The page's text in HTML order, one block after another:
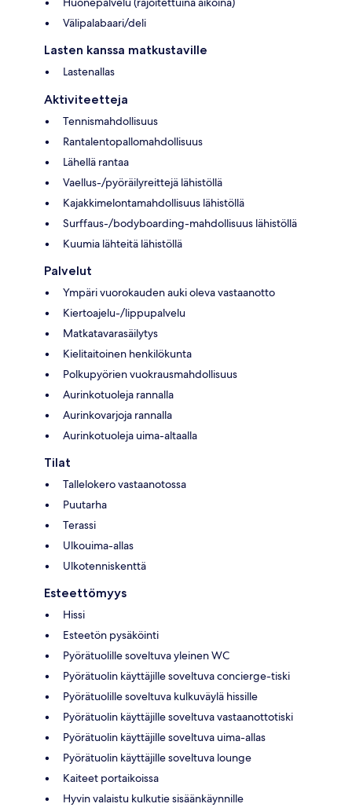
Välipalabaari/deli
Lasten kanssa matkustaville
Lastenallas
Aktiviteetteja
Tennismahdollisuus
Rantalentopallomahdollisuus
Lähellä rantaa
Vaellus-/pyöräilyreittejä lähistöllä
Kajakkimelontamahdollisuus lähistöllä
Surffaus-/bodyboarding-mahdollisuus lähistöllä
Kuumia lähteitä lähistöllä
Palvelut
Ympäri vuorokauden auki oleva vastaanotto
Kiertoajelu-/lippupalvelu
Matkatavarasäilytys
Kielitaitoinen henkilökunta
Polkupyörien vuokrausmahdollisuus
Aurinkotuoleja rannalla
Aurinkovarjoja rannalla
Aurinkotuoleja uima-altaalla
Tilat
Tallelokero vastaanotossa
Puutarha
Terassi
Ulkouima-allas
Ulkotenniskenttä
Esteettömyys
Hissi
Esteetön pysäköinti
Pyörätuolille soveltuva yleinen WC
Pyörätuolin käyttäjille soveltuva concierge-tiski
Pyörätuolille soveltuva kulkuväylä hissille
Pyörätuolin käyttäjille soveltuva vastaanottotiski
Pyörätuolin käyttäjille soveltuva uima-allas
Pyörätuolin käyttäjille soveltuva lounge
Kaiteet portaikoissa
Hyvin valaistu kulkutie sisäänkäynnille